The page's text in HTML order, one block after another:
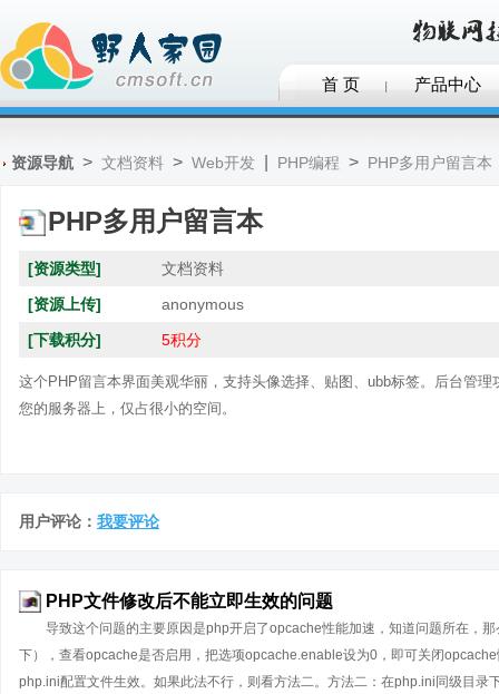
首 页 产品中心
资源导航 > 文档资料 > Web开发 PHP编程 > PHP多用户留言本
PHP多用户留言本
[资源类型]
文档资料
[资源上传]
anonymous
[下载积分]
5积分
这个PHP留言本界面美观华丽，支持头像选择、贴图、ubb标签。后台管
您的服务器上，仅占很小的空间。
用户评论： 我要评论
PHP文件修改后不能立即生效的问题
导致这个问题的主要原因是php开启了opcache性能加速，知道问题所在，
下），查看opcache是否启用，把选项opcache.enable设为0，即可关闭
php.ini配置文件生效。如果此法不行，则看方法二。方法二：在php.ini同级目